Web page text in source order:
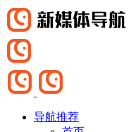
导航推荐